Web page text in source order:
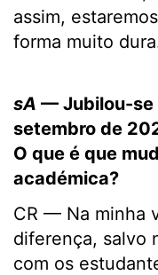
assim,
forma muito
sA — Jubilou-se
setembro de
O que é que
académica?
CR — Na minha
diferença, salvo
com os